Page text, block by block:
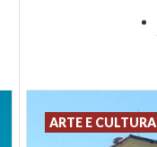
ARTE E CULTURA